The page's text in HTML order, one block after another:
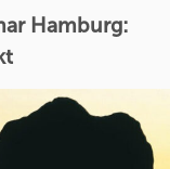
Hamburg: